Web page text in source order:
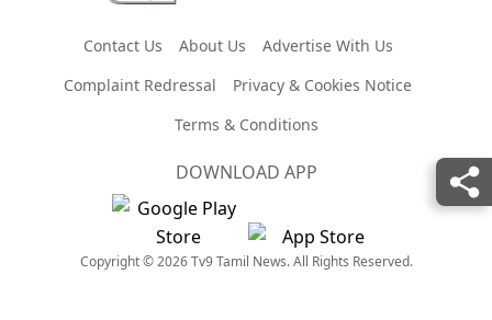
Contact Us About Us
Advertise With Us
Complaint Redressal
Privacy & Cookies Notice
Terms & Conditions
DOWNLOAD APP
Copyright © 2026 Tv9 Tamil News. All Rights Reserved.